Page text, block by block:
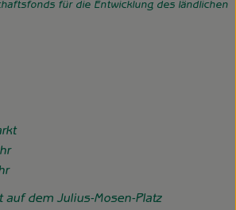
für die Entwicklung des ländlichen
auf dem Julius-Mosen-Platz